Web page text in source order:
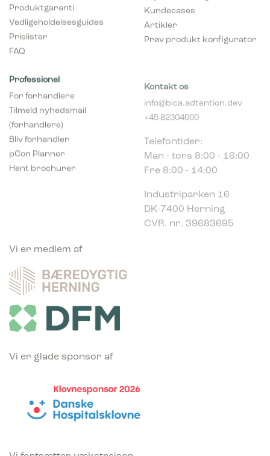
Produktgaranti
Vedligeholdelsesguides
Prislister
FAQ
Kundecases
Artikler
Prøv produkt konfigurator
Tilmeld nyhedsmail
(forhandlere)
Bliv forhandler
pCon Planner
Hent brochurer
info@bica.adtention.dev
+45 82304000
Man - tors 8:00 - 16:00
Fre 8:00 - 14:00
DK-7400 Herning
CVR. nr. 39683695
Vi er medlem af
Vi er glade sponsor af